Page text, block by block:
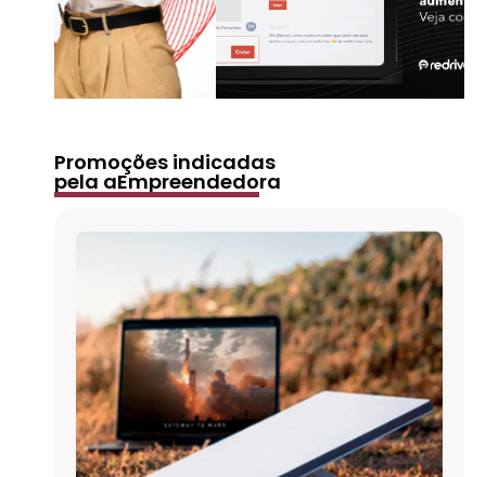
Promoções indicadas
pela aEmpreendedora